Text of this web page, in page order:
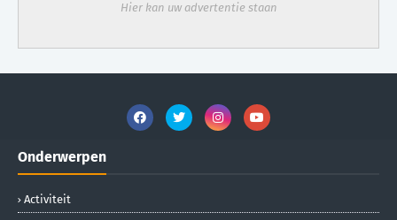
Hier kan uw advertentie staan
Onderwerpen
Activiteit